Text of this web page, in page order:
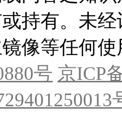
持有。未
像等任何使
号 京ICP